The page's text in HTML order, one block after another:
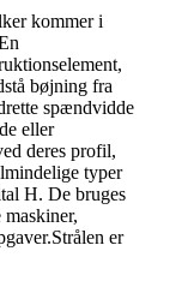
kommer i
bøjning fra
spændvidde
eller
deres profil,
typer
H. De bruges
er